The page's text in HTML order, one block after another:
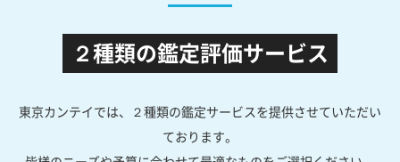
２種類の鑑定評価サービス
東京カンテイでは、２種類の鑑定サービスを提供させていただい
ております。